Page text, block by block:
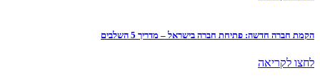
הקמת חברה חדשה: פתיחת חברה בישראל – מדריך 5 השלבים
לחצו לקריאה